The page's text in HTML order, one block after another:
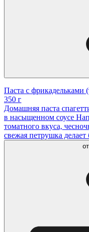
Паста с фрикадельками
350 г
Домашняя паста
в насыщенном соусе
томатного вкуса,
свежая петрушка
от